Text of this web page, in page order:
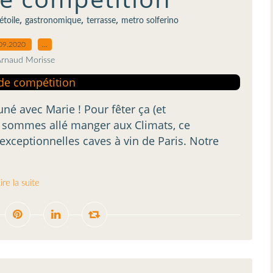
, gastronomique, terrasse, metro solferino
Morisse
avec Marie ! Pour fêter ça (et
allé manger aux Climats, ce
caves à vin de Paris. Notre
la suite